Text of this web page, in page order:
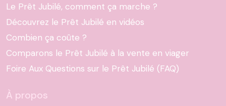
Le Prêt Jubilé, comment ça marche ?
Découvrez le Prêt Jubilé en vidéos
Combien ça coûte ?
Comparons le Prêt Jubilé à la vente en viager
Foire Aux Questions sur le Prêt Jubilé (FAQ)
À propos